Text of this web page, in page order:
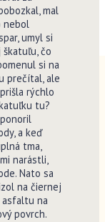
mal
nebol
umyl si
čo
si na
prečítal, ale
rýchlo
tu?
a keď
tma,
narástli,
Nato sa
na čiernej
na
povrch.